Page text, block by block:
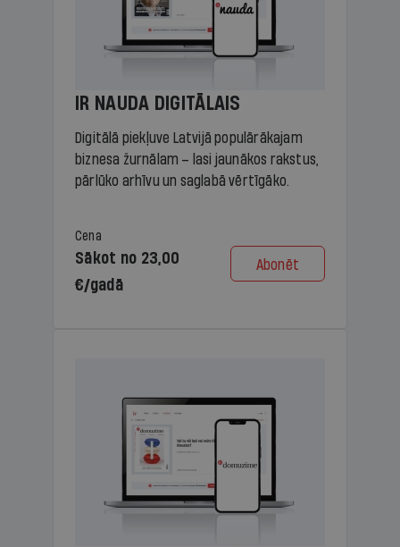
IR NAUDA DIGITĀLAIS
Digitālā piekļuve Latvijā populārākajam
biznesa žurnālam – lasi jaunākos rakstus,
pārlūko arhīvu un saglabā vērtīgāko.
Cena
Sākot no 23,00
€/gadā
Abonēt